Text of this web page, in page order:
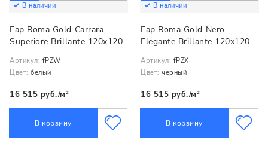
В наличии
Fap Roma Gold Carrara
Superiore Brillante 120x120
Артикул: fPZW
Цвет: белый
16 515 руб./м²
В корзину
В наличии
Fap Roma Gold Nero
Elegante Brillante 120x120
Артикул: fPZX
Цвет: черный
16 515 руб./м²
В корзину